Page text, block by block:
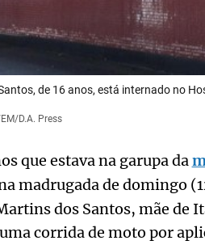
de 16 anos, está internado no
D.A. Press
que estava na garupa da
madrugada de domingo
dos Santos, mãe de
corrida de moto por